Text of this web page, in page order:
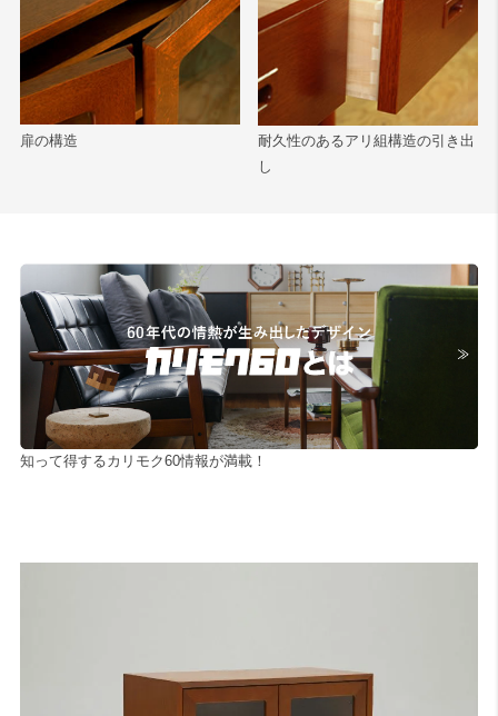
扉の構造
耐久性のあるアリ組構造の引き出
し
知って得するカリモク60情報が満載！